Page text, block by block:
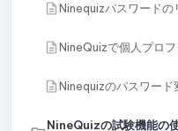
Ninequizパスワードの
NineQuizで個人プロ
Ninequizのパスワード
NineQuizの試験機能の